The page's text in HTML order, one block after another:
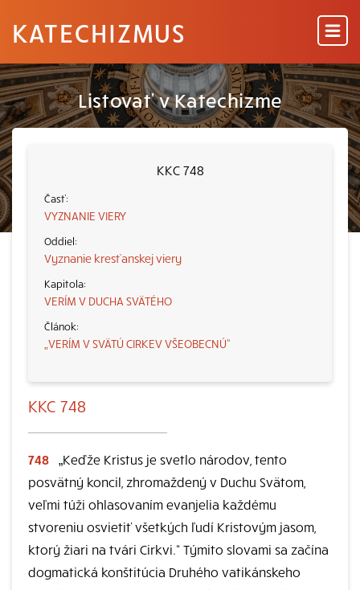
KATECHIZMUS
Listovať v Katechizme
KKC 748
VYZNANIE VIERY
Vyznanie kresťanskej viery
VERÍM V DUCHA SVÄTÉHO
„VERÍM V SVÄTÚ CIRKEV VŠEOBECNÚ“
KKC 748
748 „Keďže Kristus je svetlo národov, tento
posvätný koncil, zhromaždený v Duchu Svätom,
veľmi túži ohlasovaním evanjelia každému
stvoreniu osvietiť všetkých ľudí Kristovým jasom,
ktorý žiari na tvári Cirkvi.“ Týmito slovami sa začína
dogmatická konštitúcia Druhého vatikánskeho